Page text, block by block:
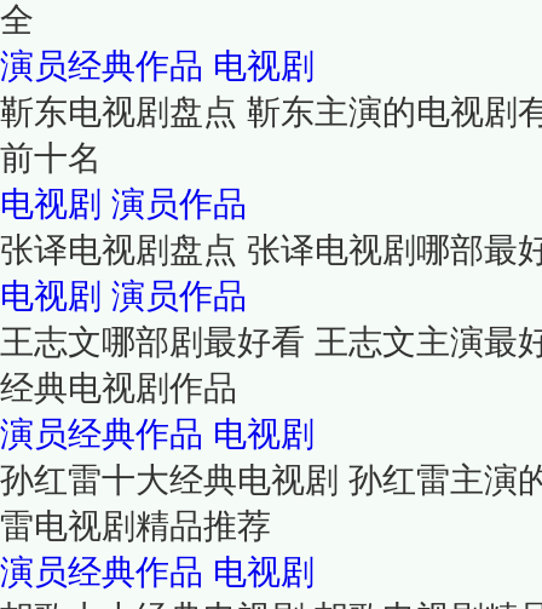
全
演员经典作品 电视剧
靳东电视剧盘点 靳东主演的电视剧
前十名
电视剧 演员作品
张译电视剧盘点 张译电视剧哪部最
电视剧 演员作品
王志文哪部剧最好看 王志文主演最
经典电视剧作品
演员经典作品 电视剧
孙红雷十大经典电视剧 孙红雷主演
雷电视剧精品推荐
演员经典作品 电视剧